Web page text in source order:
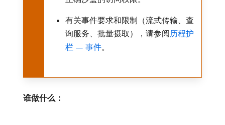
有关事件要求和限制（流式传输、查
询服务、批量摄取），请参阅历程护
栏 — 事件。
谁做什么：